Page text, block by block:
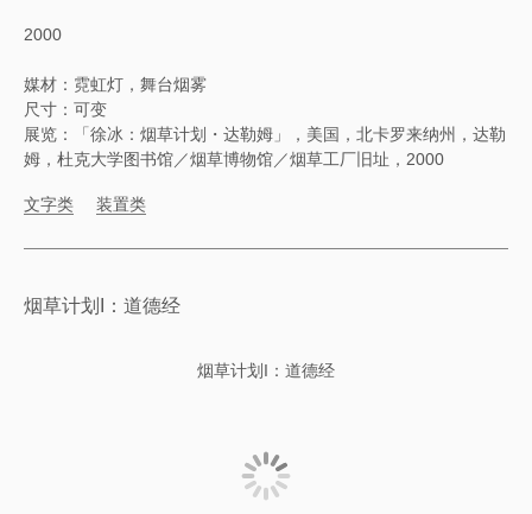
2000
媒材：霓虹灯，舞台烟雾
尺寸：可变
展览：「徐冰：烟草计划・达勒姆」，美国，北卡罗来纳州，达勒
姆，杜克大学图书馆／烟草博物馆／烟草工厂旧址，2000
文字类 装置类
烟草计划I：道德经
烟草计划I：道德经